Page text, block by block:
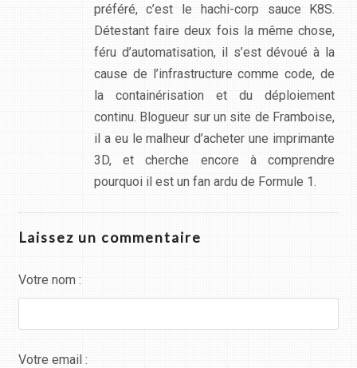
préféré, c’est le hachi-corp sauce K8S.
Détestant faire deux fois la même chose,
féru d’automatisation, il s’est dévoué à la
cause de l’infrastructure comme code, de
la containérisation et du déploiement
continu. Blogueur sur un site de Framboise,
il a eu le malheur d’acheter une imprimante
3D, et cherche encore à comprendre
pourquoi il est un fan ardu de Formule 1.
Laissez un commentaire
Votre nom :
Votre email :